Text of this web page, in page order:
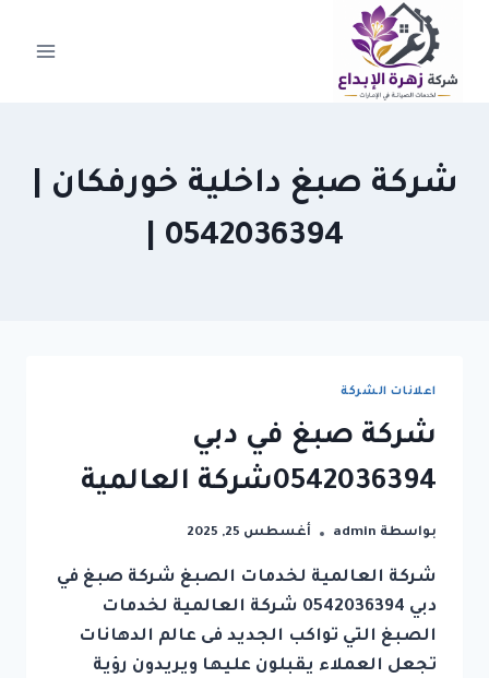
التجاوز
المحتوى
شركة صبغ داخلية خورفكان |
0542036394 |
اعلانات الشركة
شركة صبغ في دبي
0542036394شركة العالمية
بواسطة admin أغسطس 25, 2025
شركة العالمية لخدمات الصبغ شركة صبغ في
دبي 0542036394 شركة العالمية لخدمات
الصبغ التي تواكب الجديد فى عالم الدهانات
تجعل العملاء يقبلون عليها ويريدون رؤية